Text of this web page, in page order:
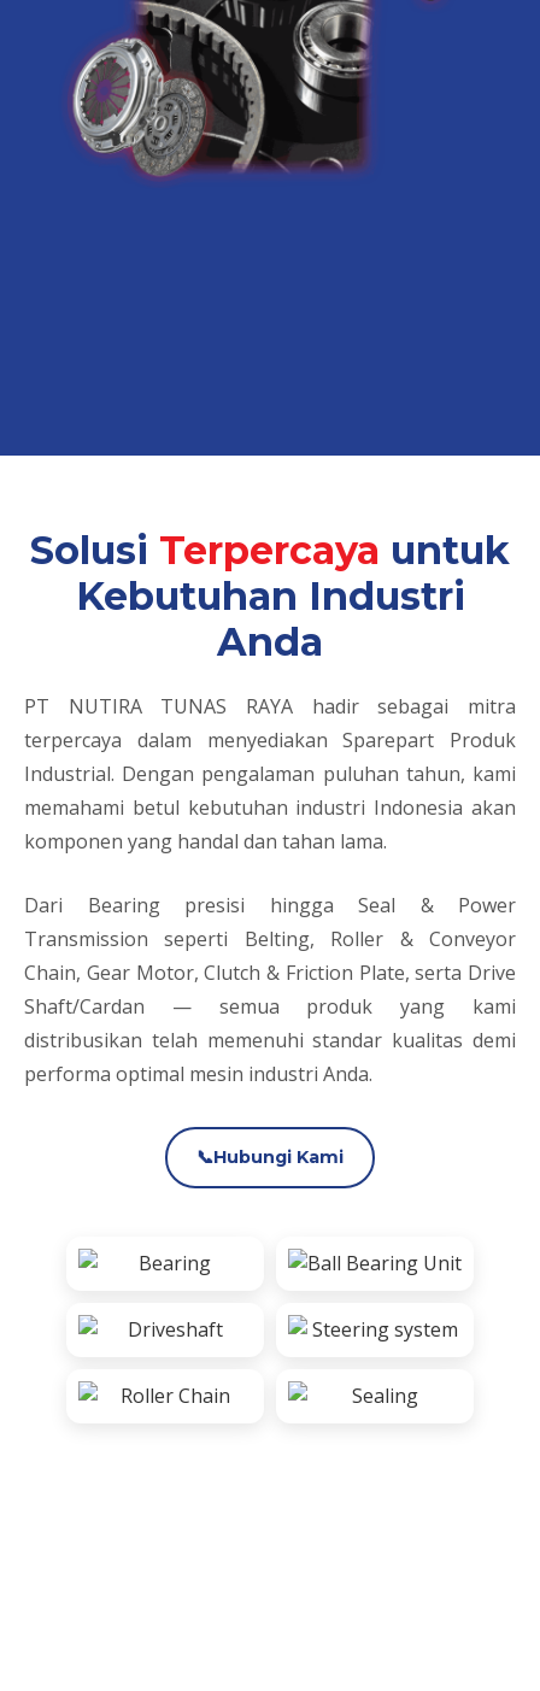
Solusi Terpercaya untuk
Kebutuhan Industri
Anda
PT NUTIRA TUNAS RAYA hadir sebagai mitra
terpercaya dalam menyediakan Sparepart Produk
Industrial. Dengan pengalaman puluhan tahun, kami
memahami betul kebutuhan industri Indonesia akan
komponen yang handal dan tahan lama.
Dari Bearing presisi hingga Seal & Power
Transmission seperti Belting, Roller & Conveyor
Chain, Gear Motor, Clutch & Friction Plate, serta Drive
Shaft/Cardan — semua produk yang kami
distribusikan telah memenuhi standar kualitas demi
performa optimal mesin industri Anda.
📞Hubungi Kami